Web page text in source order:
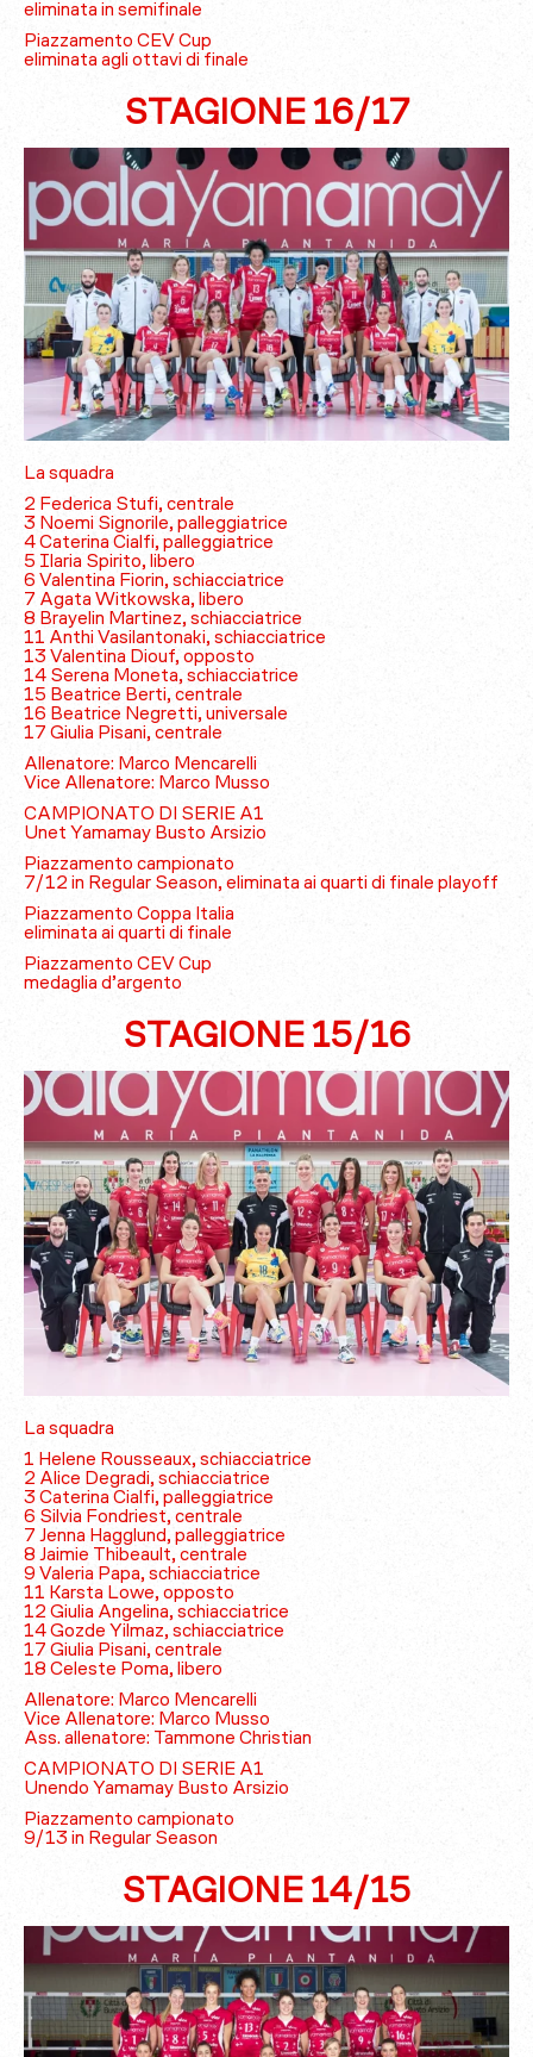
eliminata in semifinale
Piazzamento CEV Cup
eliminata agli ottavi di finale
STAGIONE 16/17
La squadra
2 Federica Stufi, centrale
3 Noemi Signorile, palleggiatrice
4 Caterina Cialfi, palleggiatrice
5 Ilaria Spirito, libero
6 Valentina Fiorin, schiacciatrice
7 Agata Witkowska, libero
8 Brayelin Martinez, schiacciatrice
11 Anthi Vasilantonaki, schiacciatrice
13 Valentina Diouf, opposto
14 Serena Moneta, schiacciatrice
15 Beatrice Berti, centrale
16 Beatrice Negretti, universale
17 Giulia Pisani, centrale
Allenatore: Marco Mencarelli
Vice Allenatore: Marco Musso
CAMPIONATO DI SERIE A1
Unet Yamamay Busto Arsizio
Piazzamento campionato
7/12 in Regular Season, eliminata ai quarti di finale playoff
Piazzamento Coppa Italia
eliminata ai quarti di finale
Piazzamento CEV Cup
medaglia d’argento
STAGIONE 15/16
La squadra
1 Helene Rousseaux, schiacciatrice
2 Alice Degradi, schiacciatrice
3 Caterina Cialfi, palleggiatrice
6 Silvia Fondriest, centrale
7 Jenna Hagglund, palleggiatrice
8 Jaimie Thibeault, centrale
9 Valeria Papa, schiacciatrice
11 Karsta Lowe, opposto
12 Giulia Angelina, schiacciatrice
14 Gozde Yilmaz, schiacciatrice
17 Giulia Pisani, centrale
18 Celeste Poma, libero
Allenatore: Marco Mencarelli
Vice Allenatore: Marco Musso
Ass. allenatore: Tammone Christian
CAMPIONATO DI SERIE A1
Unendo Yamamay Busto Arsizio
Piazzamento campionato
9/13 in Regular Season
STAGIONE 14/15